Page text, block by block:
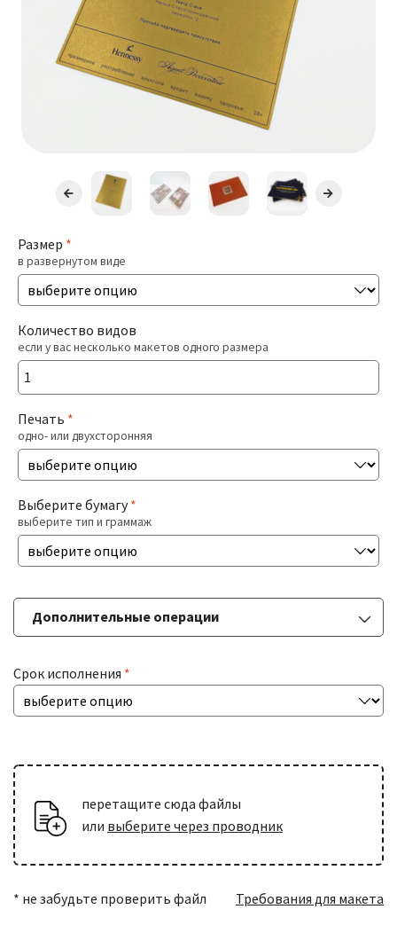
Презентации
Буклеты / Лифлеты
Бирки / Ярлыки
Пригласительные
Стикеры
Печать Меню
Печать Документов
Печать На Холсте
РАСХОДНИКИ
ДОСТАВКА
КОНТАКТЫ
Размер *
в развернутом виде
Количество видов
если у вас несколько макетов одного размера
Печать *
одно- или двухсторонняя
Выберите бумагу *
выберите тип и граммаж
Дополнительные операции
Ламинация
выберите тип
Фальцовка
радиус 5 мм +301,00₽
Срок исполнения *
перетащите сюда файлы
или выберите через проводник
* не забудьте проверить файл Требования для макета